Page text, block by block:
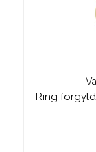
Ring